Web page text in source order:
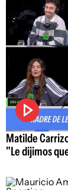
Matilde
"Le dijimos